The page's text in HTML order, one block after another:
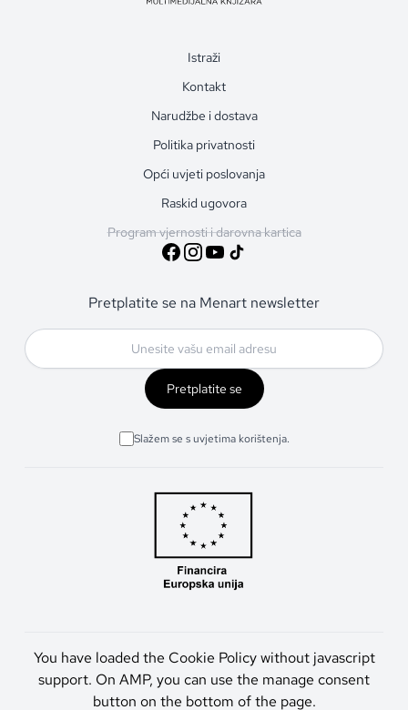
Istraži
Kontakt
Narudžbe i dostava
Politika privatnosti
Opći uvjeti poslovanja
Raskid ugovora
Program vjernosti i darovna kartica
Pretplatite se na Menart newsletter
Pretplatite se
Slažem se s uvjetima korištenja.
You have loaded the Cookie Policy without javascript
support. On AMP, you can use the manage consent
button on the bottom of the page.